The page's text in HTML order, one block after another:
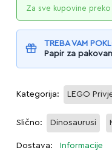
Za sve kupovine preko
TREBA VAM
Papir za
Kategorija: LEGO
Slično: Dinosaurusi
Dostava: Informacije